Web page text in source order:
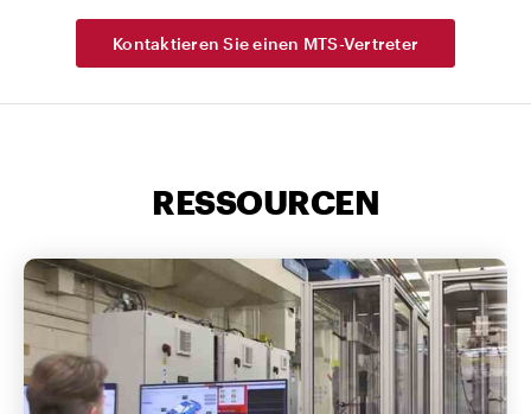
Kontaktieren Sie einen MTS-Vertreter
RESSOURCEN